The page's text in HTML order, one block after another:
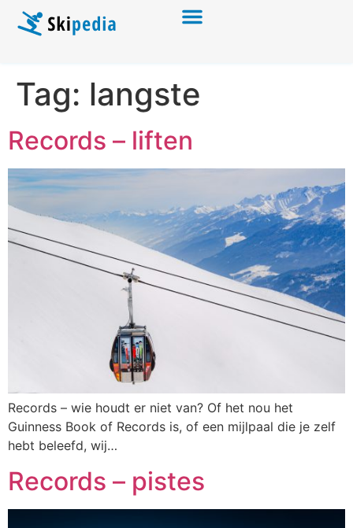
Tag: langste
Records – liften
Records – wie houdt er niet van? Of het nou het
Guinness Book of Records is, of een mijlpaal die je zelf
hebt beleefd, wij…
Records – pistes